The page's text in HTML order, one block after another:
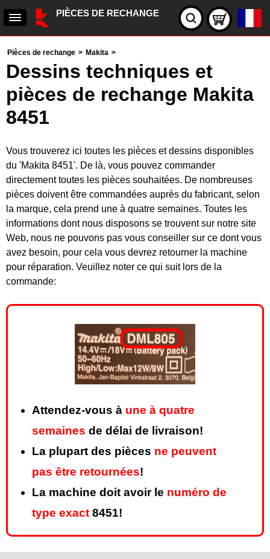
PIÈCES DE RECHANGE
Pièces de rechange > Makita >
Dessins techniques et
pièces de rechange Makita
8451
Vous trouverez ici toutes les pièces et dessins disponibles
du 'Makita 8451'. De là, vous pouvez commander
directement toutes les pièces souhaitées. De nombreuses
pièces doivent être commandées auprès du fabricant, selon
la marque, cela prend une à quatre semaines. Toutes les
informations dont nous disposons se trouvent sur notre site
Web, nous ne pouvons pas vous conseiller sur ce dont vous
avez besoin, pour cela vous devrez retourner la machine
pour réparation. Veuillez noter ce qui suit lors de la
commande:
Attendez-vous à une à quatre
semaines de délai de livraison!
La plupart des pièces ne peuvent
pas être retournées!
La machine doit avoir le numéro de
type exact 8451!